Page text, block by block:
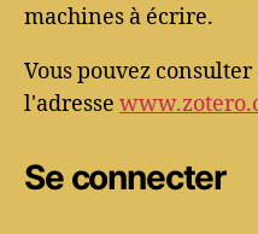
machines à écrire.
Vous pouvez
l'adresse
Se connecter